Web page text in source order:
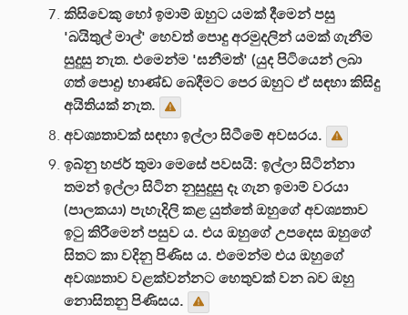
කිසිවෙකු හෝ ඉමාම් ඔහුට යමක් දීමෙන් පසු
'බයිතුල් මාල්' හෙවත් පොදු අරමුදලින් යමක් ගැනීම
සුදුසු නැත. එමෙන්ම 'ඝනීමත්' (යුද පිටියෙන් ලබා
ගත් පොදු) භාණ්ඩ බෙදීමට පෙර ඔහුට ඒ සඳහා කිසිදු
අයිතියක් නැත.
අවශ්‍යතාවක් සඳහා ඉල්ලා සිටීමේ අවසරය.
ඉබ්නු හජර් තුමා මෙසේ පවසයි: ඉල්ලා සිටින්නා
තමන් ඉල්ලා සිටින නුසුදුසු දෑ ගැන ඉමාම් වරයා
(පාලකයා) පැහැදිලි කළ යුත්තේ ඔහුගේ අවශ්‍යතාව
ඉටු කිරීමෙන් පසුව ය. එය ඔහුගේ උපදෙස ඔහුගේ
සිතට කා වදිනු පිණිස ය. එමෙන්ම එය ඔහුගේ
අවශ්‍යතාව වළක්වන්නට හෙතුවක් වන බව ඔහු
නොසිතනු පිණිසය.